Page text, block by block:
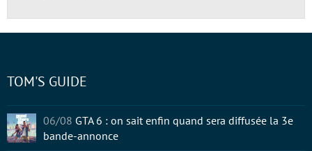
TOM'S GUIDE
06/08 GTA 6 : on sait enfin quand sera diffusée la 3e
bande-annonce